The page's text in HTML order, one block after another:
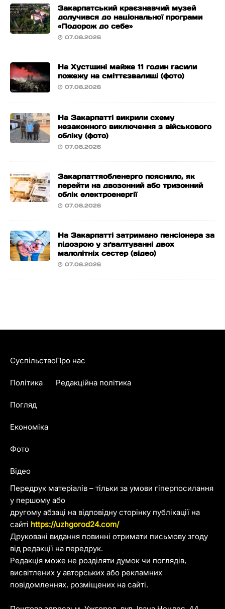
Закарпатський краєзнавчий музей
долучився до національної програми
«Подорож до себе»
07.08.2026
На Хустщині майже 11 годин гасили
пожежу на сміттєзвалищі (фото)
07.08.2026
На Закарпатті викрили схему
незаконного виключення з військового
обліку (фото)
07.08.2026
Закарпаттяобленерго пояснило, як
перейти на двозонний або тризонний
облік електроенергії
07.08.2026
На Закарпатті затримано пенсіонера за
підозрою у зґвалтуванні двох
малолітніх сестер (відео)
07.08.2026
Передрук матеріалів – тільки за умови гіперпосилання
у першому або
другому абзаці на відповідну сторінку публікації на
сайті https://uzhgorod24.com/
Друковані видання повинні отримати письмову згоду
від редакції на передрук.
Редакція може не розділяти думок чи поглядів,
висвітлених у авторських або рекламних
повідомленнях, розміщених на сайті.
Суспільство
Політика
Погляд
Економіка
Фото
Відео
Про нас
Редакційна політика